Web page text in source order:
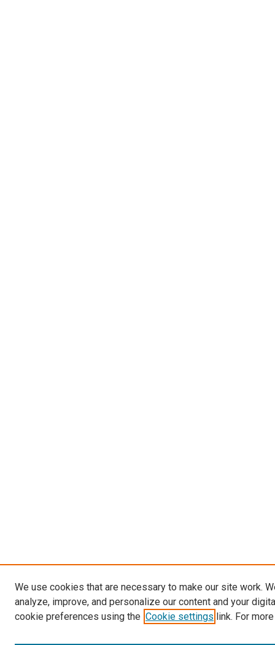
We use cookies that are necessary to make our site work.
analyze, improve, and personalize our content and your
cookie preferences using the Cookie settings link. For